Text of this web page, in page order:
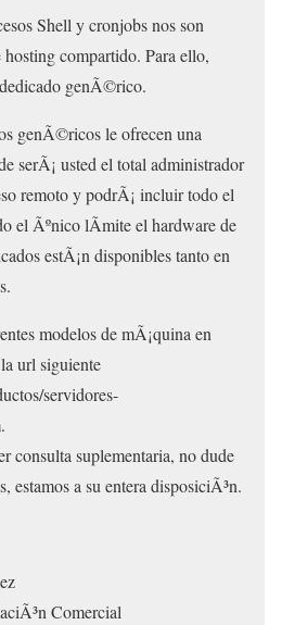
Shell y cronjobs nos son
compartido. Para ello,
genÃ©rico.
genÃ©ricos le ofrecen una
serÃ¡ usted el total administrador
remoto y podrÃ¡ incluir todo el
el Ãºnico lÃ­mite el hardware de
estÃ¡n disponibles tanto en
modelos de mÃ¡quina en
url siguiente
servidores-
consulta suplementaria, no dude
estamos a su entera disposiciÃ³n.
Comercial